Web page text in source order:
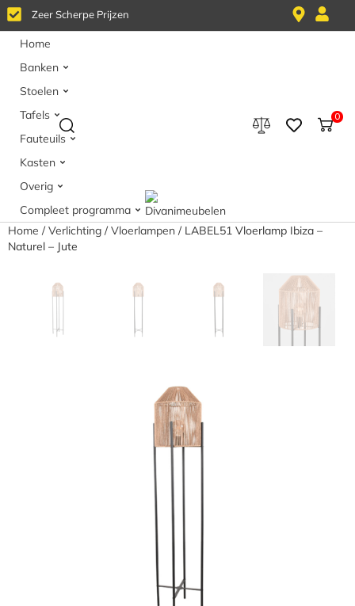
ZeerScherpe Prijzen
Home
Banken
Stoelen
Tafels
Fauteuils
Kasten
Overig
Compleet programma
0
Home /Verlichting /Vloerlampen / LABEL51 Vloerlamp Ibiza –
Naturel – Jute